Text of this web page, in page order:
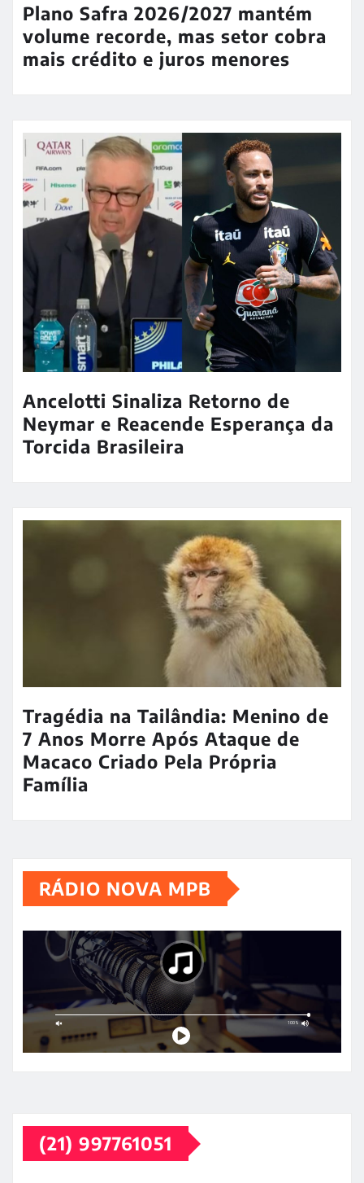
Plano Safra 2026/2027 mantém
volume recorde, mas setor cobra
mais crédito e juros menores
Ancelotti Sinaliza Retorno de
Neymar e Reacende Esperança da
Torcida Brasileira
Tragédia na Tailândia: Menino de
7 Anos Morre Após Ataque de
Macaco Criado Pela Própria
Família
RÁDIO NOVA MPB
(21) 997761051